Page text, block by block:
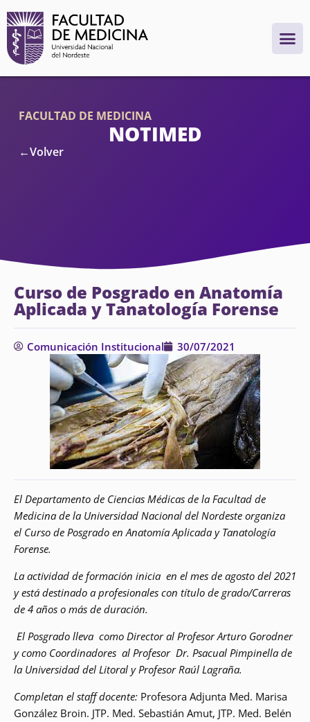
FACULTAD DE MEDICINA
NOTIMED
←Volver
Curso de Posgrado en Anatomía
Aplicada y Tanatología Forense
Comunicación Institucional 30/07/2021
El Departamento de Ciencias Médicas de la Facultad de
Medicina de la Universidad Nacional del Nordeste organiza
el Curso de Posgrado en Anatomía Aplicada y Tanatología
Forense.
La actividad de formación inicia en el mes de agosto del 2021
y está destinado a profesionales con título de grado/Carreras
de 4 años o más de duración.
El Posgrado lleva como Director al Profesor Arturo Gorodner
y como Coordinadores al Profesor Dr. Psacual Pimpinella de
la Universidad del Litoral y Profesor Raúl Lagraña.
Completan el staff docente: Profesora Adjunta Med. Marisa
González Broin. JTP. Med. Sebastián Amut, JTP. Med. Belén